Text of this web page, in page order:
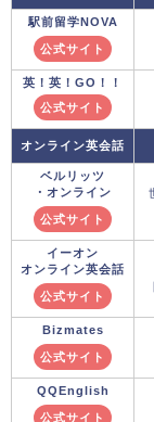
駅前留学NOVA
公式サイト
英！英！GO！！
公式サイト
オンライン英会話
ベルリッツ
・オンライン
公式サイト
イーオン
オンライン英会話
公式サイト
Bizmates
公式サイト
QQEnglish
公式サイト